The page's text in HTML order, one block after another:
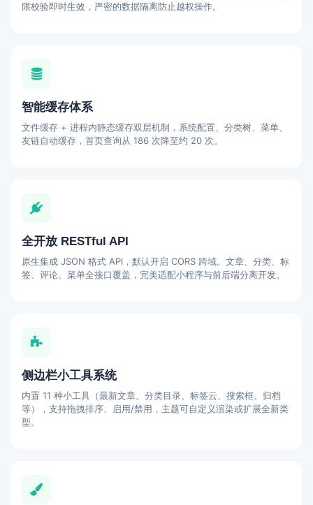
限校验即时生效，严密的数据隔离防止越权操作。
智能缓存体系
文件缓存 + 进程内静态缓存双层机制，系统配置、分类树、菜单、
友链自动缓存，首页查询从 186 次降至约 20 次。
全开放 RESTful API
原生集成 JSON 格式 API，默认开启 CORS 跨域。文章、分类、标
签、评论、菜单全接口覆盖，完美适配小程序与前后端分离开发。
侧边栏小工具系统
内置 11 种小工具（最新文章、分类目录、标签云、搜索框、归档
等），支持拖拽排序、启用/禁用，主题可自定义渲染或扩展全新类
型。